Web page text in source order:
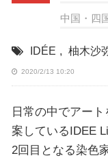
中国・四
IDÉE , 柚木沙
2020/2/13 10:20
日常の中でアー
案しているIDEE
2回目となる染色